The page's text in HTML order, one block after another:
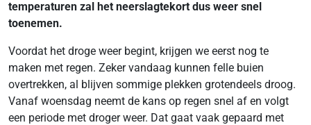
temperaturen zal het neerslagtekort dus weer snel
toenemen.
Voordat het droge weer begint, krijgen we eerst nog te
maken met regen. Zeker vandaag kunnen felle buien
overtrekken, al blijven sommige plekken grotendeels droog.
Vanaf woensdag neemt de kans op regen snel af en volgt
een periode met droger weer. Dat gaat vaak gepaard met